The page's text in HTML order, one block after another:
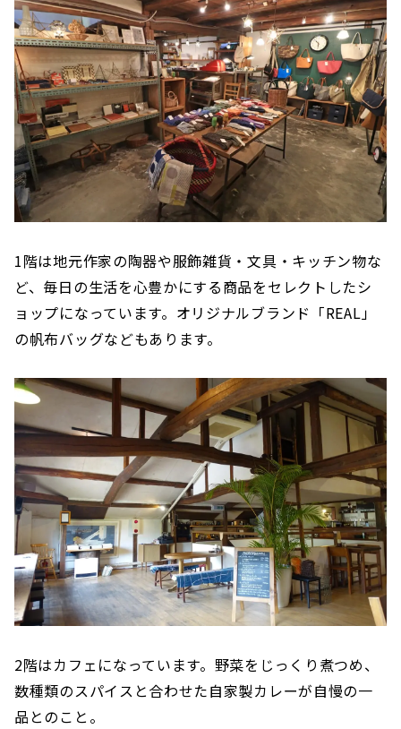
1階は地元作家の陶器や服飾雑貨・文具・キッチン物な
ど、毎日の生活を心豊かにする商品をセレクトしたシ
ョップになっています。オリジナルブランド「REAL」
の帆布バッグなどもあります。
2階はカフェになっています。野菜をじっくり煮つめ、
数種類のスパイスと合わせた自家製カレーが自慢の一
品とのこと。